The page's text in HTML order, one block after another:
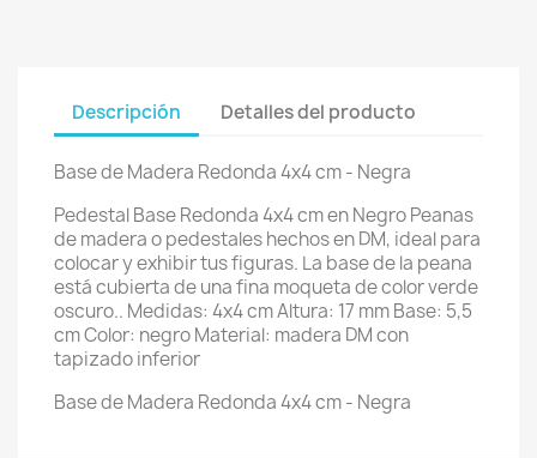
Descripción Detalles del producto
Base de Madera Redonda 4x4 cm - Negra
Pedestal Base Redonda 4x4 cm en Negro Peanas
de madera o pedestales hechos en DM, ideal para
colocar y exhibir tus figuras. La base de la peana
está cubierta de una fina moqueta de color verde
oscuro.. Medidas: 4x4 cm Altura: 17 mm Base: 5,5
cm Color: negro Material: madera DM con
tapizado inferior
Base de Madera Redonda 4x4 cm - Negra